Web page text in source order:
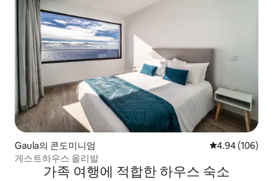
Gaula의 콘도미니엄 평점 4.94점(5
4.94 (106)
게스트하우스 올리발
가족 여행에 적합한 하우스 숙소